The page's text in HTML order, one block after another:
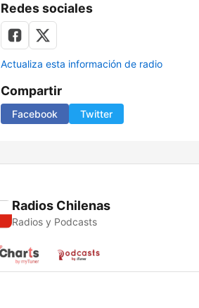
Redes sociales
Actualiza esta información de radio
Compartir
Facebook Twitter
Radios Chilenas
Radios y Podcasts